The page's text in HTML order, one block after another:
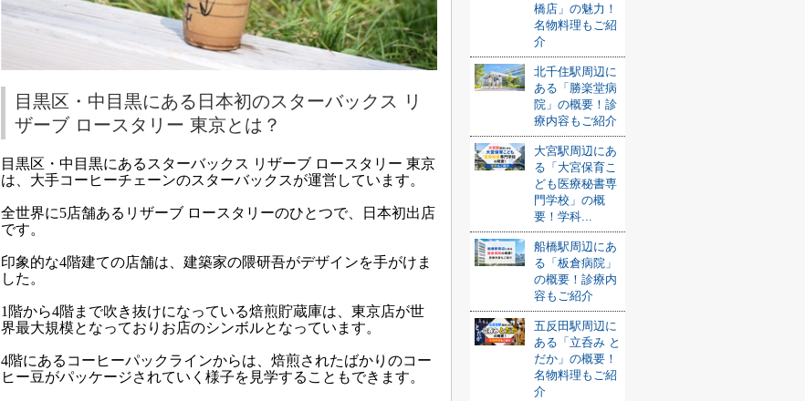
目黒区・中目黒にある日本初のスターバックス リ
ザーブ ロースタリー 東京とは？
目黒区・中目黒にあるスターバックス リザーブ ロースタリー 東京
は、大手コーヒーチェーンのスターバックスが運営しています。
全世界に5店舗あるリザーブ ロースタリーのひとつで、日本初出店
です。
印象的な4階建ての店舗は、建築家の隈研吾がデザインを手がけま
した。
1階から4階まで吹き抜けになっている焙煎貯蔵庫は、東京店が世
界最大規模となっておりお店のシンボルとなっています。
4階にあるコーヒーパックラインからは、焙煎されたばかりのコー
ヒー豆がパッケージされていく様子を見学することもできます。
橋店」の魅力！
名物料理もご紹
介
北千住駅周辺に
ある「勝楽堂病
院」の概要！診
療内容もご紹介
大宮駅周辺にあ
る「大宮保育こ
ども医療秘書専
門学校」の概
要！学科...
船橋駅周辺にあ
る「板倉病院」
の概要！診療内
容もご紹介
五反田駅周辺に
ある「立呑み と
だか」の概要！
名物料理もご紹
介